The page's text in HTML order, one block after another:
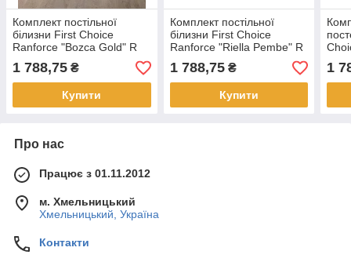
Комплект постільної
білизни First Choice
Ranforce "Bozca Gold" R
111
1 788,75 ₴
Купити
Комплект постільної
білизни First Choice
Ranforce "Riella Pembe" R
61
1 788,75₴
Купити
1
Про нас
Працює з 01.11.2012
м. Хмельницький
Хмельницький, Україна
Контакти